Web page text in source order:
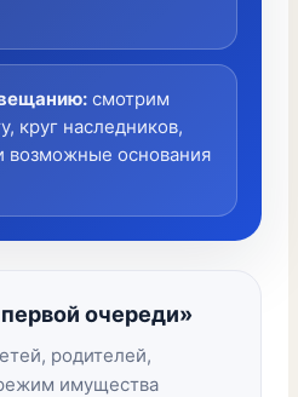
: смотрим
круг наследников,
возможные основания
очереди»
родителей,
имущества